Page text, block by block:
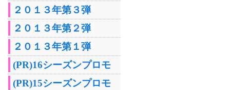
２０１３年第３弾
２０１３年第２弾
２０１３年第１弾
(PR)16シーズンプロモ
(PR)15シーズンプロモ